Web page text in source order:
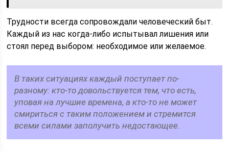
Трудности всегда сопровождали человеческий быт.
Каждый из нас когда-либо испытывал лишения или
стоял перед выбором: необходимое или желаемое.
В таких ситуациях каждый поступает по-
разному: кто-то довольствуется тем, что есть,
уповая на лучшие времена, а кто-то не может
смириться с таким положением и стремится
всеми силами заполучить недостающее.